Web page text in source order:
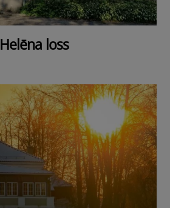
Helēna loss